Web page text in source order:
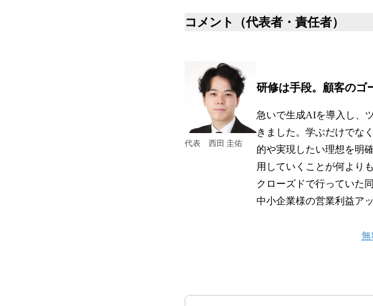
コメント（代表者・責任者）
代表 西田 圭佑
研修は手段。顧客のゴ
急いで生成AIを導入し、
きました。学ぶだけでな
的や実現したい理想を明
用していくことが何より
クローズドで行っていた
中小企業様の営業利益ア
無